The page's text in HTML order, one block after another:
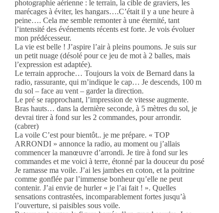
photographie aérienne : le terrain, la cible de graviers, les
marécages à éviter, les hangars….C’était il y a une heure à
peine…. Cela me semble remonter à une éternité, tant
l’intensité des événements récents est forte. Je vois évoluer
mon prédécesseur.
La vie est belle ! J’aspire l’air à pleins poumons. Je suis sur
un petit nuage (désolé pour ce jeu de mot à 2 balles, mais
l’expression est adaptée).
Le terrain approche… Toujours la voix de Bernard dans la
radio, rassurante, qui m’indique le cap… Je descends, 100 m
du sol – face au vent – garder la direction.
Le pré se rapprochant, l’impression de vitesse augmente.
Bras hauts… dans la dernière seconde, à 5 mètres du sol, je
devrai tirer à fond sur les 2 commandes, pour arrondir.
(cabrer)
La voile C’est pour bientôt.. je me prépare. « TOP
ARRONDI » annonce la radio, au moment ou j’allais
commencer la manœuvre d’arrondi. Je tire à fond sur les
commandes et me voici à terre, étonné par la douceur du posé
Je ramasse ma voile. J’ai les jambes en coton, et la poitrine
comme gonflée par l’immense bonheur qu’elle ne peut
contenir. J’ai envie de hurler « je l’ai fait ! ». Quelles
sensations contrastées, incomparablement fortes jusqu’à
l’ouverture, si paisibles sous voile.